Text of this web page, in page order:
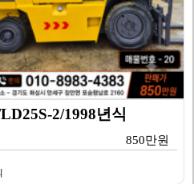
2/1998년식
850만원